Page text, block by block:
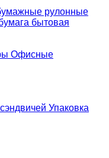
рулонные
бытовая
Офисные
Упаковка